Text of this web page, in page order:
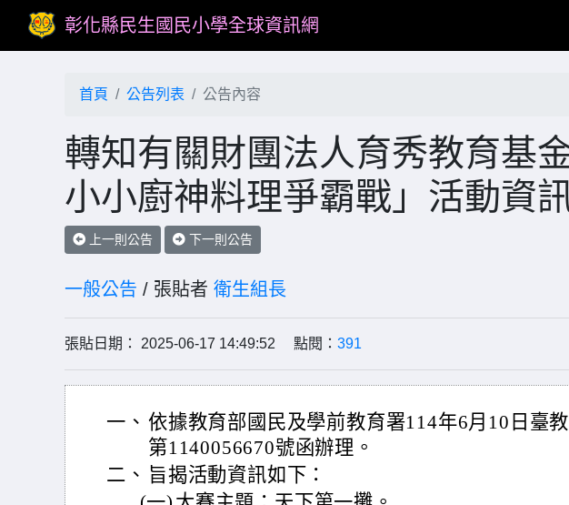
彰化縣民生國民小學全球資訊網
首頁 公告列表 公告內容
轉知有關財團法人育秀教育基
小小廚神料理爭霸戰」活動資
上一則公告 下一則公告
一般公告 / 張貼者 衛生組長
張貼日期： 2025-06-17 14:49:52 點閱： 391
一、 依據教育部國民及學前教育署114年6月10日臺
第1140056670號函辦理。
二、 旨揭活動資訊如下：